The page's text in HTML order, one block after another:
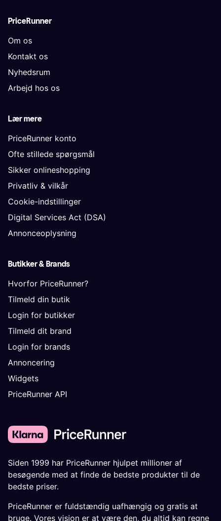
PriceRunner
Om os
Kontakt os
Nyhedsrum
Arbejd hos os
Lær mere
PriceRunner konto
Ofte stillede spørgsmål
Sikker onlineshopping
Privatliv & vilkår
Cookie-indstillinger
Digital Services Act (DSA)
Annonceoplysning
Butikker & Brands
Hvorfor PriceRunner?
Tilmeld din butik
Login for butikker
Tilmeld dit brand
Login for brands
Annoncering
Widgets
PriceRunner API
Siden 1999 har PriceRunner hjulpet millioner af
besøgende med at finde de bedste produkter til de
bedste priser.
PriceRunner er fuldstændig uafhængig og gratis at
bruge. Vores vision er at være den, du altid kan regne